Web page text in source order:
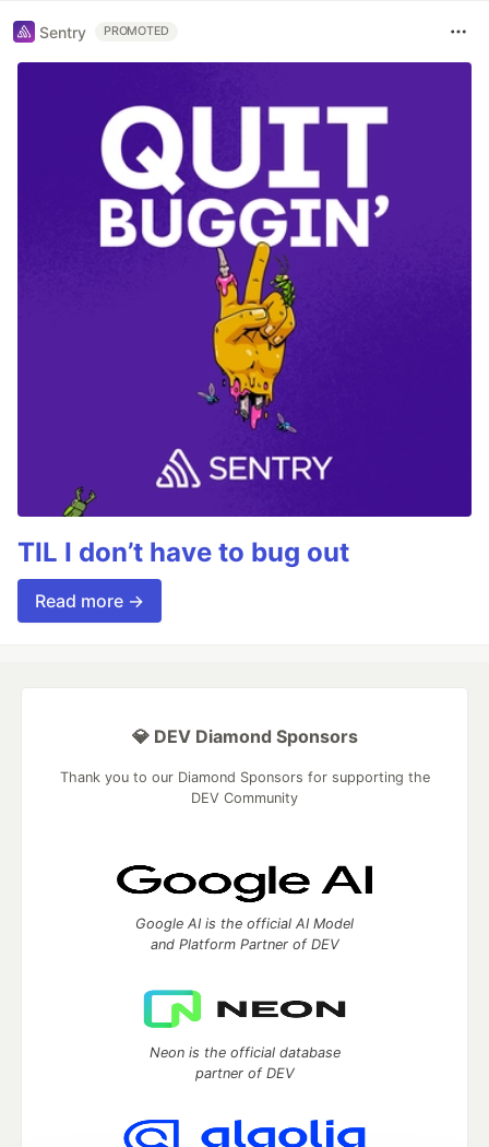
Sentry PROMOTED
TIL I don’t have to bug out
Read more →
💎 DEV Diamond Sponsors
Thank you to our Diamond Sponsors for supporting the
DEV Community
Google AI is the official AI Model
and Platform Partner of DEV
Neon is the official database
partner of DEV